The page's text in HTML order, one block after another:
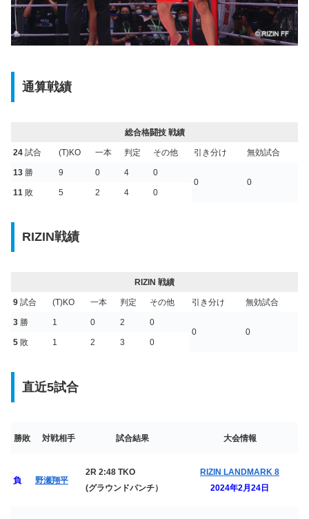
通算戦績
総合格闘技 戦績
24 試合 (T)KO 一本 判定 その他 引き分け 無効試合
13 勝 9 0 4
0
0
0
11 敗 5 2 4 0
RIZIN戦績
RIZIN 戦績
9 試合 (T)KO 一本 判定 その他 引き分け 無効試合
3 勝 1 0 2
0
0
0
5 敗 1 2 3 0
直近5試合
勝敗 対戦相手 試合結果 大会情報
負 野瀬翔平
2R 2:48 TKO
(グラウンドパンチ）
RIZIN LANDMARK 8
2024年2月24日